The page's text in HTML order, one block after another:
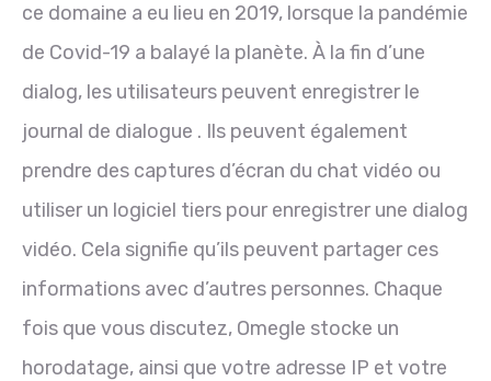
ce domaine a eu lieu en 2019, lorsque la pandémie
de Covid-19 a balayé la planète. À la fin d’une
dialog, les utilisateurs peuvent enregistrer le
journal de dialogue . Ils peuvent également
prendre des captures d’écran du chat vidéo ou
utiliser un logiciel tiers pour enregistrer une dialog
vidéo. Cela signifie qu’ils peuvent partager ces
informations avec d’autres personnes. Chaque
fois que vous discutez, Omegle stocke un
horodatage, ainsi que votre adresse IP et votre